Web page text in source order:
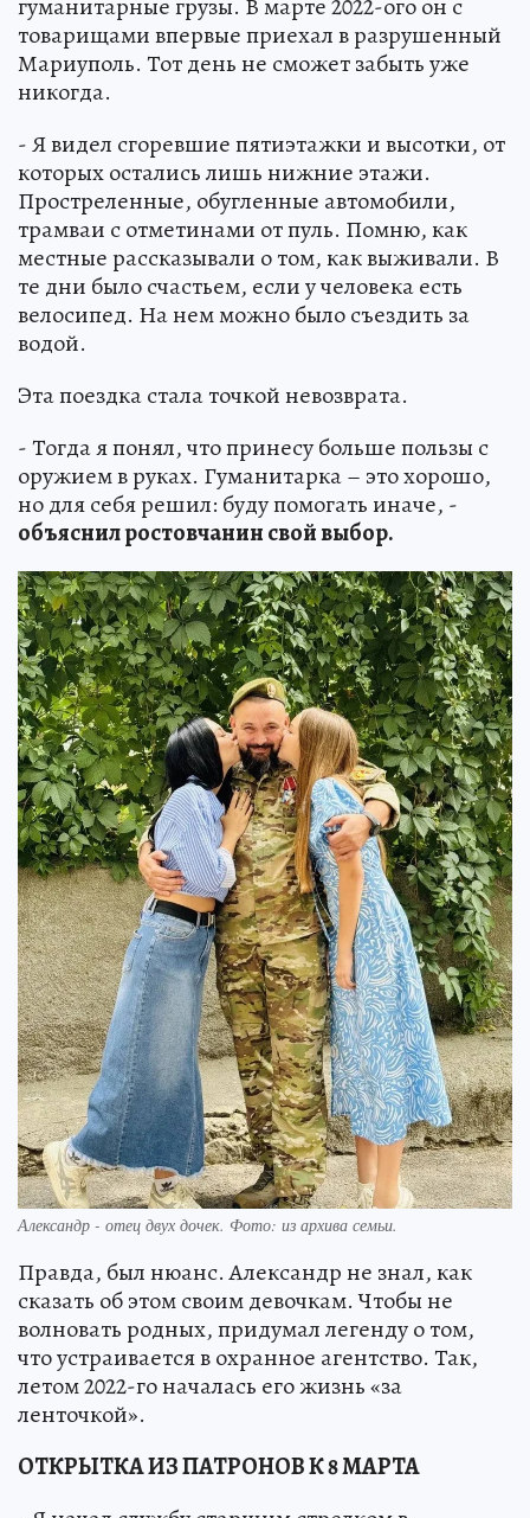
гуманитарные грузы. В марте 2022-ого он с
товарищами впервые приехал в разрушенный
Мариуполь. Тот день не сможет забыть уже
никогда.
- Я видел сгоревшие пятиэтажки и высотки, от
которых остались лишь нижние этажи.
Простреленные, обугленные автомобили,
трамваи с отметинами от пуль. Помню, как
местные рассказывали о том, как выживали. В
те дни было счастьем, если у человека есть
велосипед. На нем можно было съездить за
водой.
Эта поездка стала точкой невозврата.
- Тогда я понял, что принесу больше пользы с
оружием в руках. Гуманитарка – это хорошо,
но для себя решил: буду помогать иначе, -
объяснил ростовчанин свой выбор.
Александр - отец двух дочек. Фото: из архива семьи.
Правда, был нюанс. Александр не знал, как
сказать об этом своим девочкам. Чтобы не
волновать родных, придумал легенду о том,
что устраивается в охранное агентство. Так,
летом 2022-го началась его жизнь «за
ленточкой».
ОТКРЫТКА ИЗ ПАТРОНОВ К 8 МАРТА